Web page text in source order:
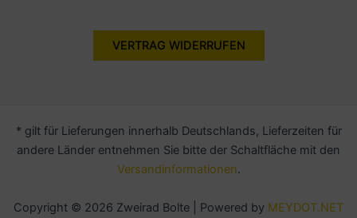
VERTRAG WIDERRUFEN
* gilt für Lieferungen innerhalb Deutschlands, Lieferzeiten für
andere Länder entnehmen Sie bitte der Schaltfläche mit den
Versandinformationen.
Copyright © 2026 Zweirad Bolte | Powered by MEYDOT.NET